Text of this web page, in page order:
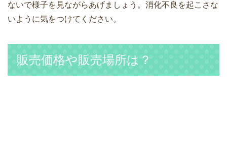
ないで様子を見ながらあげましょう。消化不良を起こさな
いように気をつけてください。
販売価格や販売場所は？